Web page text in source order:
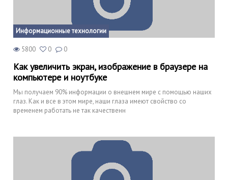
Информационные технологии
5800 0 0
Как увеличить экран, изображение в браузере на
компьютере и ноутбуке
Мы получаем 90% информации о внешнем мире с помощью наших
глаз. Как и все в этом мире, наши глаза имеют свойство со
временем работать не так качественн